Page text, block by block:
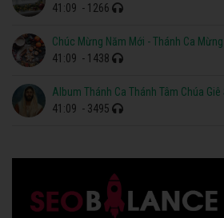
41:09 - 1266
Chúc Mừng Năm Mới - Thánh Ca
41:09 - 1438
Album Thánh Ca Thánh Tâm Chúa Giê
41:09 - 3495